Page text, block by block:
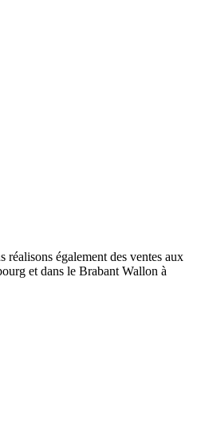
réalisons également des ventes aux
et dans le Brabant Wallon à